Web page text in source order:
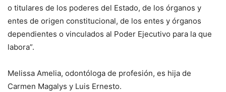
o titulares de los poderes del Estado, de los órganos y
entes de origen constitucional, de los entes y órganos
dependientes o vinculados al Poder Ejecutivo para la que
labora”.
Melissa Amelia, odontóloga de profesión, es hija de
Carmen Magalys y Luis Ernesto.